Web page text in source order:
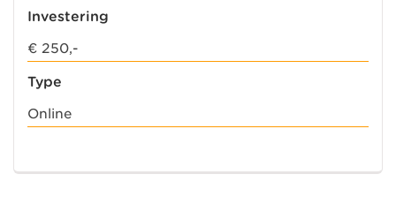
Investering
€ 250,-
Type
Online